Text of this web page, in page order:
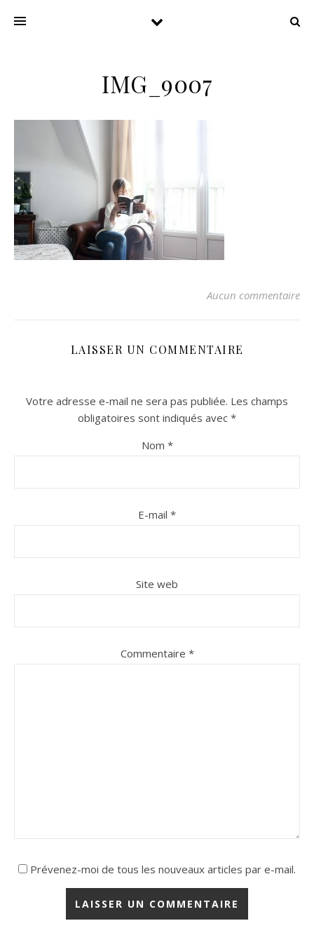
IMG_9007
Aucun commentaire
LAISSER UN COMMENTAIRE
Votre adresse e-mail ne sera pas publiée. Les champs
obligatoires sont indiqués avec *
Nom *
E-mail *
Site web
Commentaire *
Prévenez-moi de tous les nouveaux articles par e-mail.